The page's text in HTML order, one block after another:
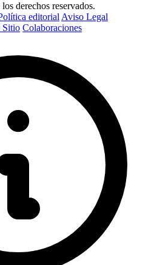
derechos reservados.
editorial Aviso Legal
Sitio Colaboraciones